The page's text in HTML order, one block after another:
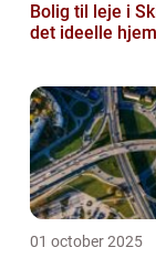
Bolig til leje i
det ideelle hjem
01 october 2025